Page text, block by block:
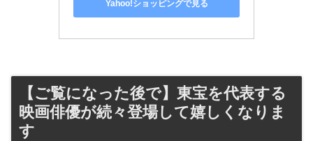
Yahoo!ショッピングで見る
【ご覧になった後で】東宝を代表する
映画俳優が続々登場して嬉しくなりま
す